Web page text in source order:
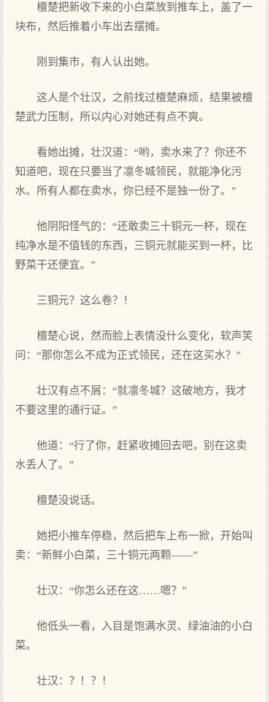
檀楚把新收下来的小白菜放到推车上，盖了一
块布，然后推着小车出去摆摊。
刚到集市，有人认出她。
这人是个壮汉，之前找过檀楚麻烦，结果被檀
楚武力压制，所以内心对她还有点不爽。
看她出摊，壮汉道：“哟，卖水来了？你还不
知道吧，现在只要当了凛冬城领民，就能净化污
水。所有人都在卖水，你已经不是独一份了。”
他阴阳怪气的：“还敢卖三十铜元一杯，现在
纯净水是不值钱的东西，三铜元就能买到一杯，比
野菜干还便宜。”
三铜元？这么卷？！
檀楚心说，然而脸上表情没什么变化，软声笑
问：“那你怎么不成为正式领民，还在这买水？”
壮汉有点不屑：“就凛冬城？这破地方，我才
不要这里的通行证。”
他道：“行了你，赶紧收摊回去吧，别在这卖
水丢人了。”
檀楚没说话。
她把小推车停稳，然后把车上布一掀，开始叫
卖：“新鲜小白菜，三十铜元两颗——”
壮汉：“你怎么还在这……嗯？”
他低头一看，入目是饱满水灵、绿油油的小白
菜。
壮汉：？！？！